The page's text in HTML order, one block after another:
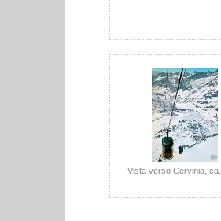
Vista verso Cervinia,